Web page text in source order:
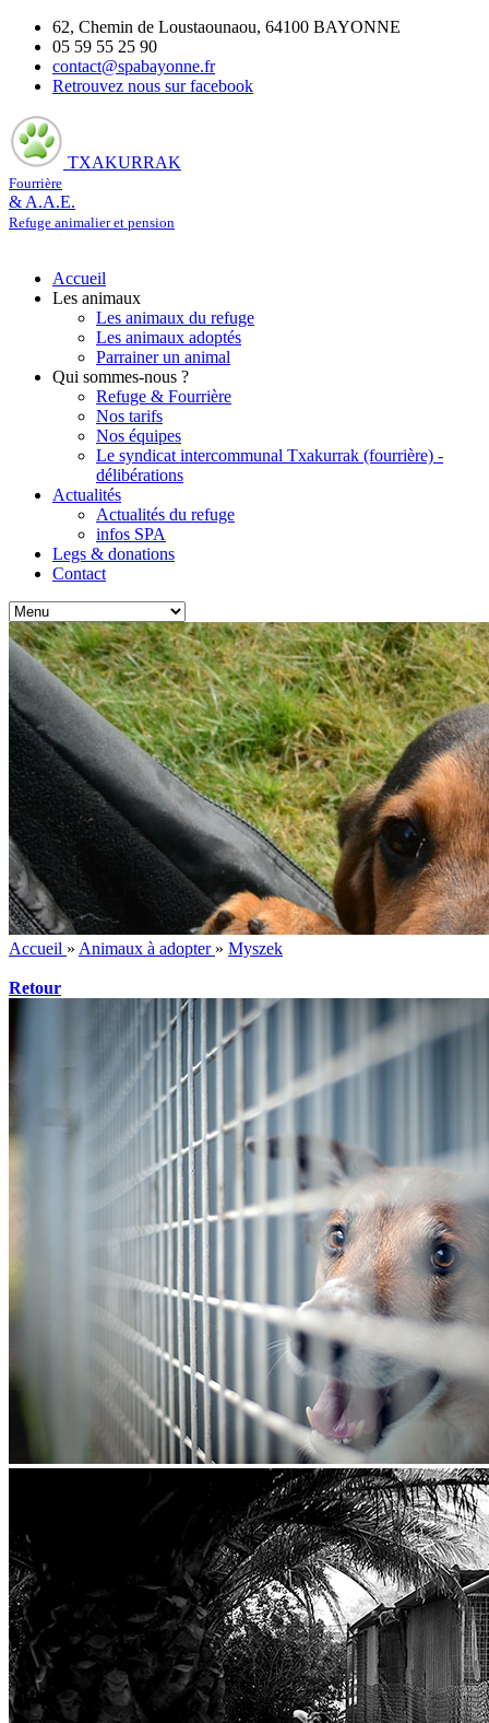
62, Chemin de Loustaounaou, 64100 BAYONNE
05 59 55 25 90
contact@spabayonne.fr
Retrouvez nous sur facebook
TXAKURRAK
Fourrière
& A.A.E.
Refuge animalier et pension
Accueil
Les animaux
Les animaux du refuge
Les animaux adoptés
Parrainer un animal
Qui sommes-nous ?
Refuge & Fourrière
Nos tarifs
Nos équipes
Le syndicat intercommunal Txakurrak (fourrière) -
délibérations
Actualités
Actualités du refuge
infos SPA
Legs & donations
Contact
Accueil » Animaux à adopter » Myszek
Retour